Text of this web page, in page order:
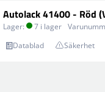
Autolack 41400 - Röd
Lager: 7 i lager
Datablad
Säkerhet